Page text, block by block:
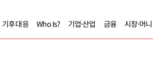
기후대응 Who Is? 기업·산업 금융 시장·머니